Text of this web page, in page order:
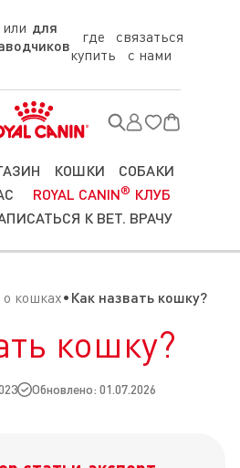
для
где
купить
связаться
с нами
КОШКИ
СОБАКИ
ROYAL CANIN® КЛУБ
К ВЕТ. ВРАЧУ
кошках Как назвать кошку?
кошку?
Обновлено: 01.07.2026